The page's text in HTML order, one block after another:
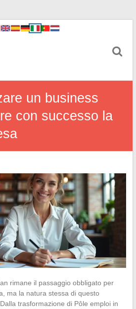
un business
con successo la
rimane il passaggio obbligato per
ma la natura stessa di questo
trasformazione di Pôle emploi in